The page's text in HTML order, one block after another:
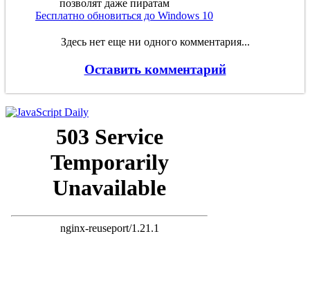
Бесплатно обновиться до Windows 10
Здесь нет еще ни одного комментария...
Оставить комментарий